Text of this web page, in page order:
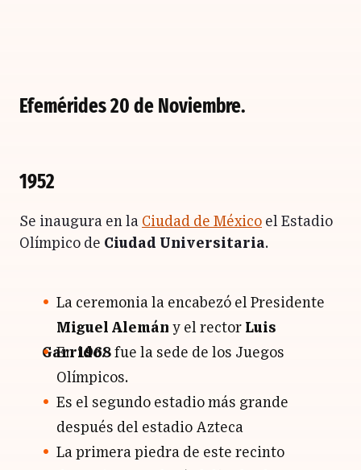
Efemérides 20 de Noviembre.
1952
Se inaugura en la Ciudad de México el Estadio
Olímpico de Ciudad Universitaria.
La ceremonia la encabezó el Presidente
Miguel Alemán y el rector Luis
Garrido.
En1968 fue la sede de los Juegos
Olímpicos.
Es el segundo estadio más grande
después del estadio Azteca
La primera piedra de este recinto